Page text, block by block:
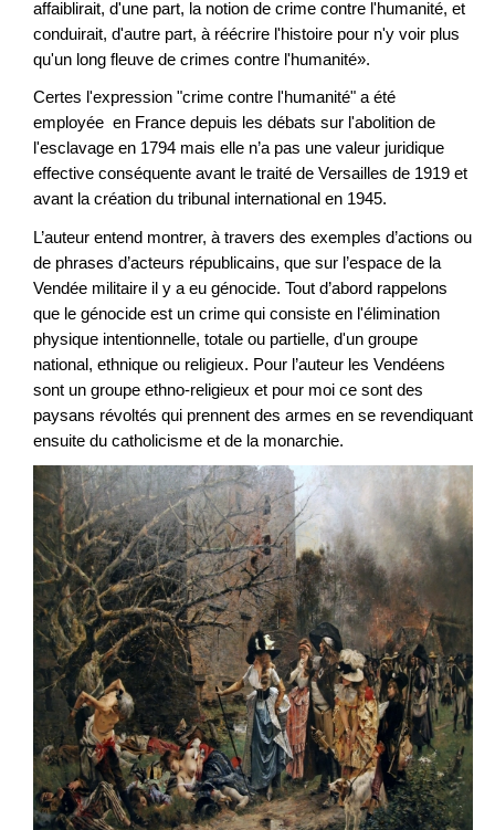
affaiblirait, d'une part, la notion de crime contre l'humanité, et
conduirait, d'autre part, à réécrire l'histoire pour n'y voir plus
qu'un long fleuve de crimes contre l'humanité».
Certes l'expression "crime contre l'humanité" a été
employée en France depuis les débats sur l'abolition de
l'esclavage en 1794 mais elle n’a pas une valeur juridique
effective conséquente avant le traité de Versailles de 1919 et
avant la création du tribunal international en 1945.
L’auteur entend montrer, à travers des exemples d’actions ou
de phrases d’acteurs républicains, que sur l’espace de la
Vendée militaire il y a eu génocide. Tout d’abord rappelons
que le génocide est un crime qui consiste en l'élimination
physique intentionnelle, totale ou partielle, d'un groupe
national, ethnique ou religieux. Pour l’auteur les Vendéens
sont un groupe ethno-religieux et pour moi ce sont des
paysans révoltés qui prennent des armes en se revendiquant
ensuite du catholicisme et de la monarchie.